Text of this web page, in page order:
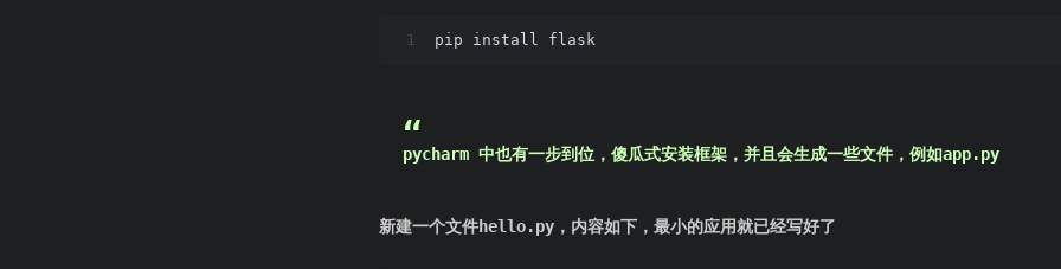
1 pip install flask
pycharm 中也有一步到位，傻瓜式安装框架，并且会生成一些文件，例如app.py
新建一个文件hello.py，内容如下，最小的应用就已经写好了